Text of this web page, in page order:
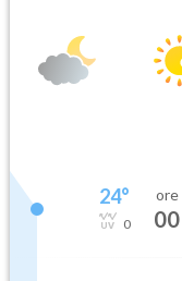
24°
0
ore
00